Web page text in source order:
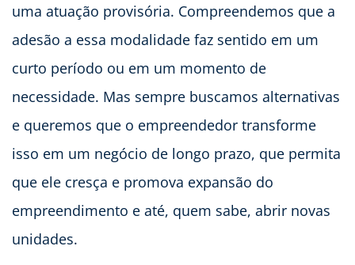
uma atuação provisória. Compreendemos que a
adesão a essa modalidade faz sentido em um
curto período ou em um momento de
necessidade. Mas sempre buscamos alternativas
e queremos que o empreendedor transforme
isso em um negócio de longo prazo, que permita
que ele cresça e promova expansão do
empreendimento e até, quem sabe, abrir novas
unidades.